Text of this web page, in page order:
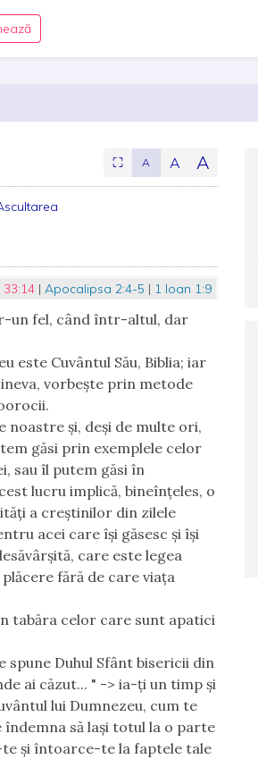
⛶ A A A
33:14 | Apocalipsa 2:4-5 | 1 Ioan 1:9
un fel, când într-altul, dar
este Cuvântul Său, Biblia; iar
vorbește prin metode
noastre și, deși de multe ori,
găsi prin exemplele celor
sau îl putem găsi în
lucru implică, bineînțeles, o
a creștinilor din zilele
acei care își găsesc și își
care este legea
fără de care viața
tabăra celor care sunt apatici
spune Duhul Sfânt bisericii din
ai căzut... " -> ia-ți un timp și
lui Dumnezeu, cum te
să lași totul la o parte
te și întoarce-te la faptele tale